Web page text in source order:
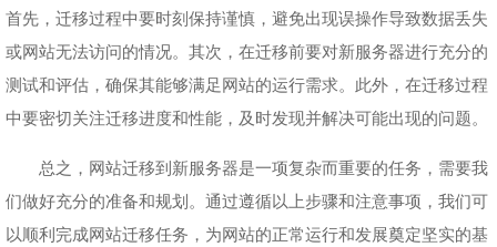
首先，迁移过程中要时刻保持谨慎，避免出现误操作导致数据丢失
或网站无法访问的情况。其次，在迁移前要对新服务器进行充分的
测试和评估，确保其能够满足网站的运行需求。此外，在迁移过程
中要密切关注迁移进度和性能，及时发现并解决可能出现的问题。
总之，网站迁移到新服务器是一项复杂而重要的任务，需要我
们做好充分的准备和规划。通过遵循以上步骤和注意事项，我们可
以顺利完成网站迁移任务，为网站的正常运行和发展奠定坚实的基